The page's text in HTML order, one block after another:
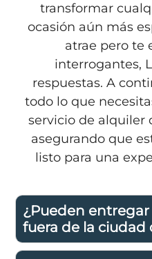
transformar
ocasión aún más
atrae pero te
interrogantes,
respuestas. A
todo lo que
servicio de alquiler
asegurando que
listo para una
¿Pueden
fuera de la ciudad